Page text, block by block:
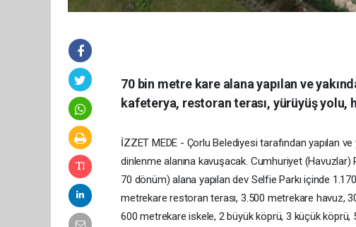
70 bin metre kare alana yapılan ve
kafeterya, restoran terası, yürüyüş yolu,
İZZET MEDE - Çorlu Belediyesi tarafından yapılan
dinlenme alanına kavuşacak. Cumhuriyet (Havuzlar)
70 dönüm) alana yapılan dev Selfie Parkı içinde
metrekare restoran terası, 3.500 metrekare havuz,
600 metrekare iskele, 2 büyük köprü, 3 küçük